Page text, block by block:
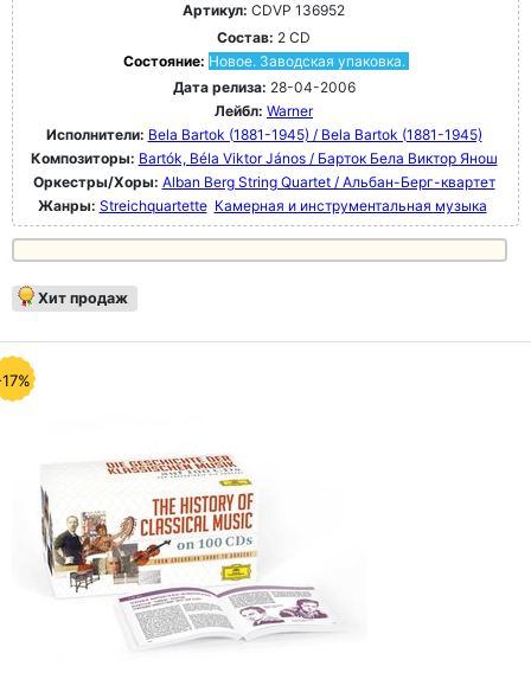
Артикул: CDVP 136952
Состав: 2 CD
Состояние: Новое. Заводская упаковка.
Дата релиза: 28-04-2006
Лейбл: Warner
Исполнители: Bela Bartok (1881-1945) / Bela Bartok (1881-1945)
Композиторы: Bartók, Béla Viktor János / Барток Бела Виктор Янош
Оркестры/Хоры: Alban Berg String Quartet / Альбан-Берг-квартет
Жанры: Streichquartette Камерная и инструментальная музыка
Хит продаж